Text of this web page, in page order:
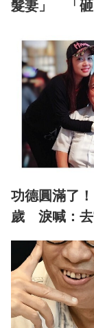
髮妻」 「砸
功德圓滿了
歲 淚喊：去